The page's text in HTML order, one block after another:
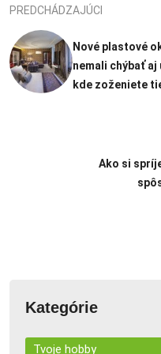
PREDCHÁDZAJÚCI
Nové plastové
nemali chýbať aj
kde zoženiete
Ako si
Kategórie
Tvoje hobby